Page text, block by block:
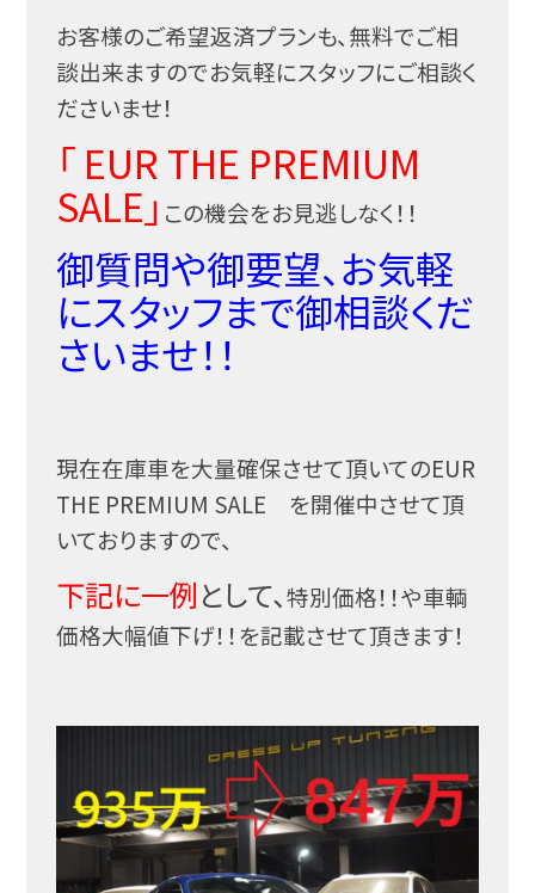
お客様のご希望返済プランも、無料でご相
談出来ますのでお気軽にスタッフにご相談く
ださいませ！
「 EUR THE PREMIUM
SALE」 この機会をお見逃しなく！！
御質問や御要望、お気軽
にスタッフまで御相談くだ
さいませ！！
現在在庫車を大量確保させて頂いてのEUR
THE PREMIUM SALE を開催中させて頂
いておりますので、
下記に一例として、特別価格！！や車輌
価格大幅値下げ！！を記載させて頂きます！